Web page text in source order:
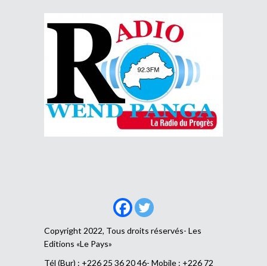
Copyright 2022, Tous droits réservés- Les
Editions «Le Pays»
Tél (Bur) : +226 25 36 20 46- Mobile : +226 72